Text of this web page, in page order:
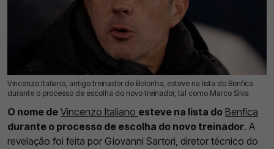
Vincenzo Italiano, antigo treinador do Bolonha, esteve na lista do Benfica
durante o processo de escolha do novo treinador, tal como Marco Silva
08 Jun 2026 | 11:31 | 0
O nome de Vincenzo Italiano esteve na lista do Benfica
durante o processo de escolha do novo treinador. A
revelação foi feita por Giovanni Sartori, diretor técnico do